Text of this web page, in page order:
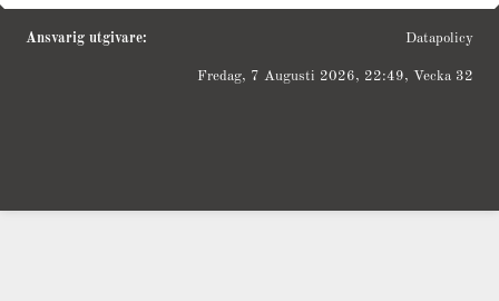
Ansvarig utgivare: Datapolicy
Fredag, 7 Augusti 2026, 22:49, Vecka 32